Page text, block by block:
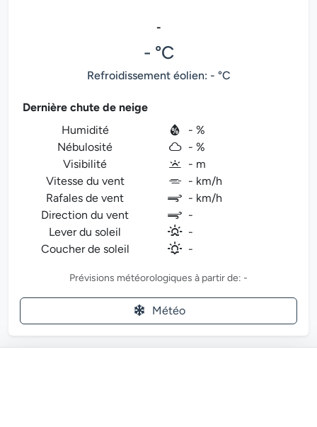
-
- °C
Refroidissement éolien: - °C
Dernière chute de neige
Humidité
- %
Nébulosité
- %
Visibilité
- m
Vitesse du vent
- km/h
Rafales de vent
- km/h
Direction du vent
-
Lever du soleil
-
Coucher de soleil
-
Prévisions météorologiques à partir de: -
Météo